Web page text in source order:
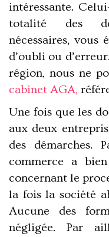
intéressante.
totalité des
nécessaires, vous
d’oubli ou
région, nous ne
cabinet AGA,
Une fois que les
aux deux
des démarches.
commerce a
concernant le
la fois la société
Aucune des
négligée. Par